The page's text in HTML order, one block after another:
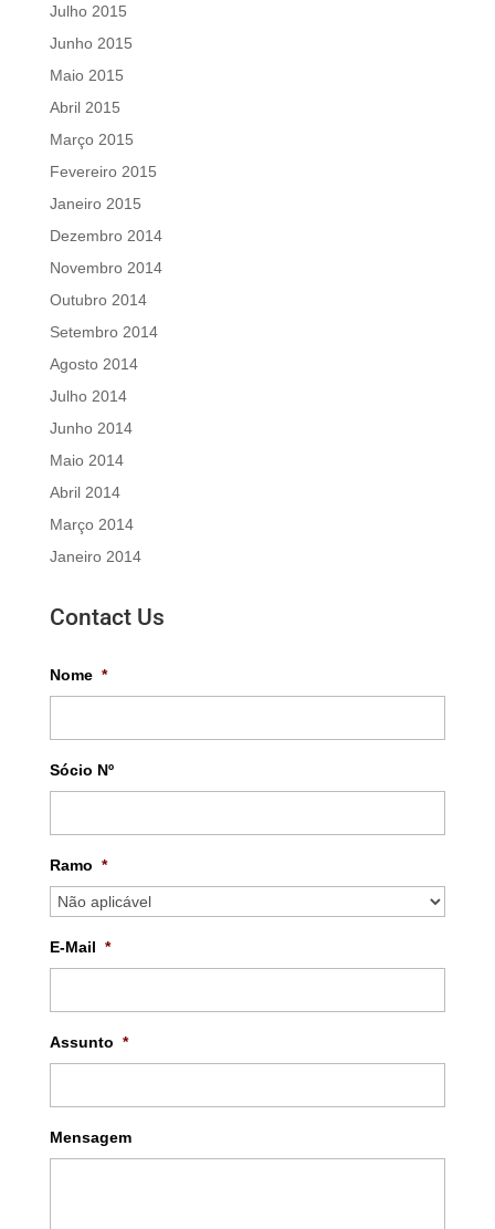
Julho 2015
Junho 2015
Maio 2015
Abril 2015
Março 2015
Fevereiro 2015
Janeiro 2015
Dezembro 2014
Novembro 2014
Outubro 2014
Setembro 2014
Agosto 2014
Julho 2014
Junho 2014
Maio 2014
Abril 2014
Março 2014
Janeiro 2014
Contact Us
Nome *
Sócio Nº
Ramo *
E-Mail *
Assunto *
Mensagem